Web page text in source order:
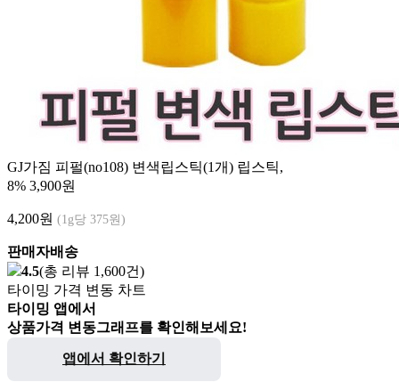
GJ가짐 피펄(no108) 변색립스틱(1개) 립스틱,
8% 3,900원
4,200원 (1g당 375원)
판매자배송
4.5(총 리뷰 1,600건)
타이밍 가격 변동 차트
타이밍 앱에서
상품가격 변동그래프를 확인해보세요!
앱에서 확인하기